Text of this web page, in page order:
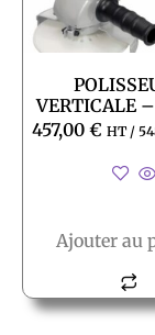
VERTICALE
457,00 € HT /
Ajouter au